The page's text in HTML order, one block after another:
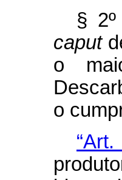
§
caput
o
o